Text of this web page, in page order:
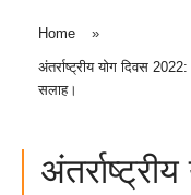
Home »
अंतर्राष्ट्रीय योग दिवस
सलाह।